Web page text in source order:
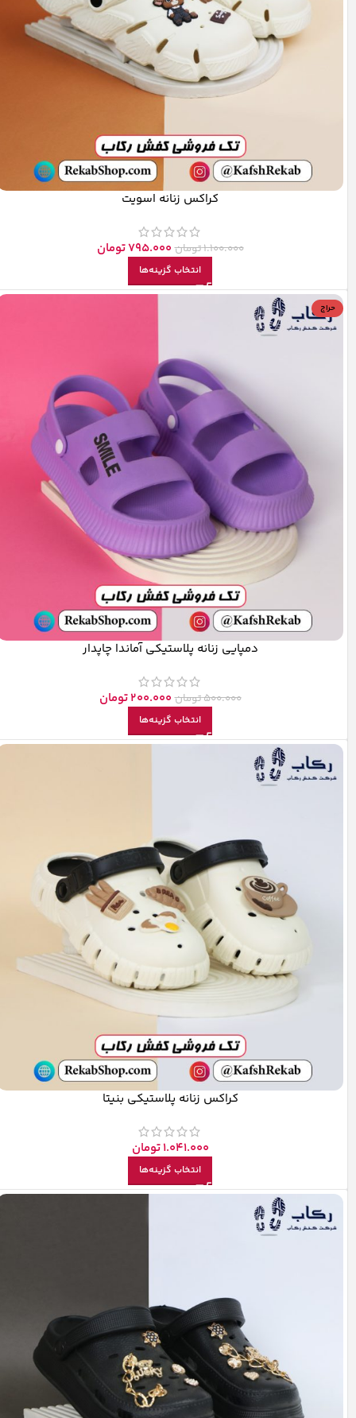
کراکس زنانه اسویت
1.100.000تومان 795.000تومان
انتخاب گزینه‌ها
حراج
دمپایی زنانه پلاستیکی آماندا چاپدار
500.000تومان 200.000تومان
انتخاب گزینه‌ها
کراکس زنانه پلاستیکی بنیتا
1.041.000تومان
انتخاب گزینه‌ها